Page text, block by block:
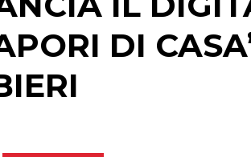
OPINIONI
DI